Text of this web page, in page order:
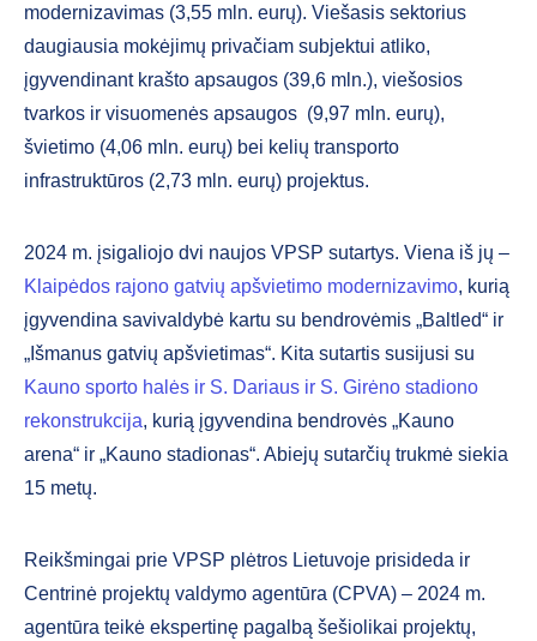
modernizavimas (3,55 mln. eurų). Viešasis sektorius
daugiausia mokėjimų privačiam subjektui atliko,
įgyvendinant krašto apsaugos (39,6 mln.), viešosios
tvarkos ir visuomenės apsaugos (9,97 mln. eurų),
švietimo (4,06 mln. eurų) bei kelių transporto
infrastruktūros (2,73 mln. eurų) projektus.
2024 m. įsigaliojo dvi naujos VPSP sutartys. Viena iš jų –
Klaipėdos rajono gatvių apšvietimo modernizavimo, kurią
įgyvendina savivaldybė kartu su bendrovėmis „Baltled“ ir
„Išmanus gatvių apšvietimas“. Kita sutartis susijusi su
Kauno sporto halės ir S. Dariaus ir S. Girėno stadiono
rekonstrukcija, kurią įgyvendina bendrovės „Kauno
arena“ ir „Kauno stadionas“. Abiejų sutarčių trukmė siekia
15 metų.
Reikšmingai prie VPSP plėtros Lietuvoje prisideda ir
Centrinė projektų valdymo agentūra (CPVA) – 2024 m.
agentūra teikė ekspertinę pagalbą šešiolikai projektų,